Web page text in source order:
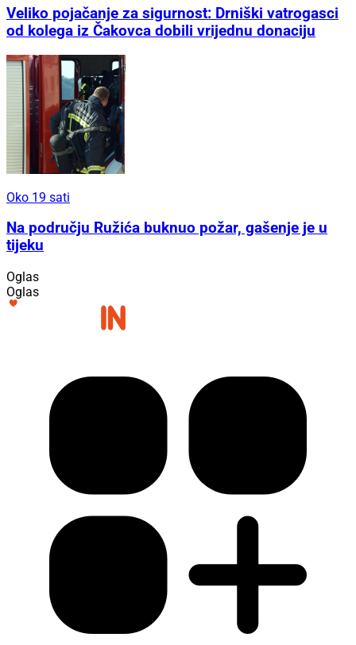
Veliko pojačanje za sigurnost: Drniški vatrogasci
od kolega iz Čakovca dobili vrijednu donaciju
Oko 19 sati
Na području Ružića buknuo požar, gašenje je u
tijeku
Oglas
Oglas